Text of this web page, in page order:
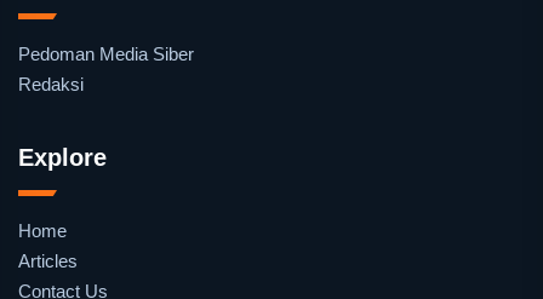
Pedoman Media Siber
Redaksi
Explore
Home
Articles
Contact Us